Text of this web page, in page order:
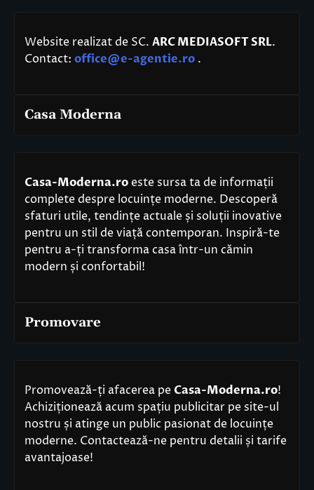
Website realizat de SC. ARC MEDIASOFT SRL.
Contact: office@e-agentie.ro .
Casa Moderna
Casa-Moderna.roeste sursa ta de informații
complete despre locuințe moderne. Descoperă
sfaturi utile, tendințe actuale și soluții inovative
pentru un stil de viață contemporan. Inspiră-te
pentru a-ți transforma casa într-un cămin
modern și confortabil!
Promovare
Promovează-ți afacerea pe Casa-Moderna.ro!
Achiziționează acum spațiu publicitar pe site-ul
nostru și atinge un public pasionat de locuințe
moderne. Contactează-ne pentru detalii și tarife
avantajoase!